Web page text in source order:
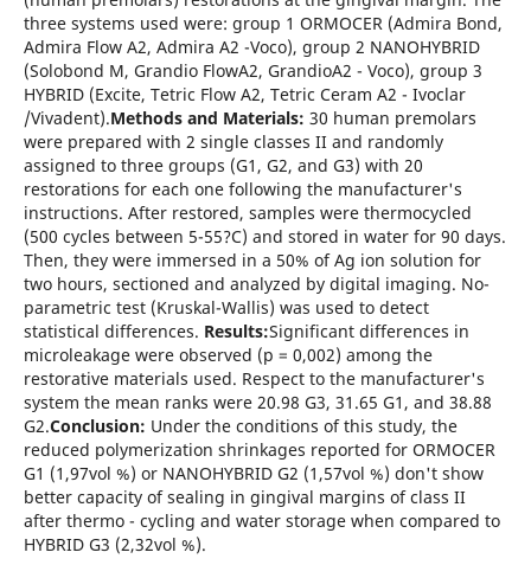
three systems used were: group 1 ORMOCER (Admira Bond,
Admira Flow A2, Admira A2 -Voco), group 2 NANOHYBRID
(Solobond M, Grandio FlowA2, GrandioA2 - Voco), group 3
HYBRID (Excite, Tetric Flow A2, Tetric Ceram A2 - Ivoclar
/Vivadent).Methods and Materials: 30 human premolars
were prepared with 2 single classes II and randomly
assigned to three groups (G1, G2, and G3) with 20
restorations for each one following the manufacturer's
instructions. After restored, samples were thermocycled
(500 cycles between 5-55?C) and stored in water for 90 days.
Then, they were immersed in a 50% of Ag ion solution for
two hours, sectioned and analyzed by digital imaging. No-
parametric test (Kruskal-Wallis) was used to detect
statistical differences. Results:Significant differences in
microleakage were observed (p = 0,002) among the
restorative materials used. Respect to the manufacturer's
system the mean ranks were 20.98 G3, 31.65 G1, and 38.88
G2.Conclusion: Under the conditions of this study, the
reduced polymerization shrinkages reported for ORMOCER
G1 (1,97vol %) or NANOHYBRID G2 (1,57vol %) don't show
better capacity of sealing in gingival margins of class II
after thermo - cycling and water storage when compared to
HYBRID G3 (2,32vol %).